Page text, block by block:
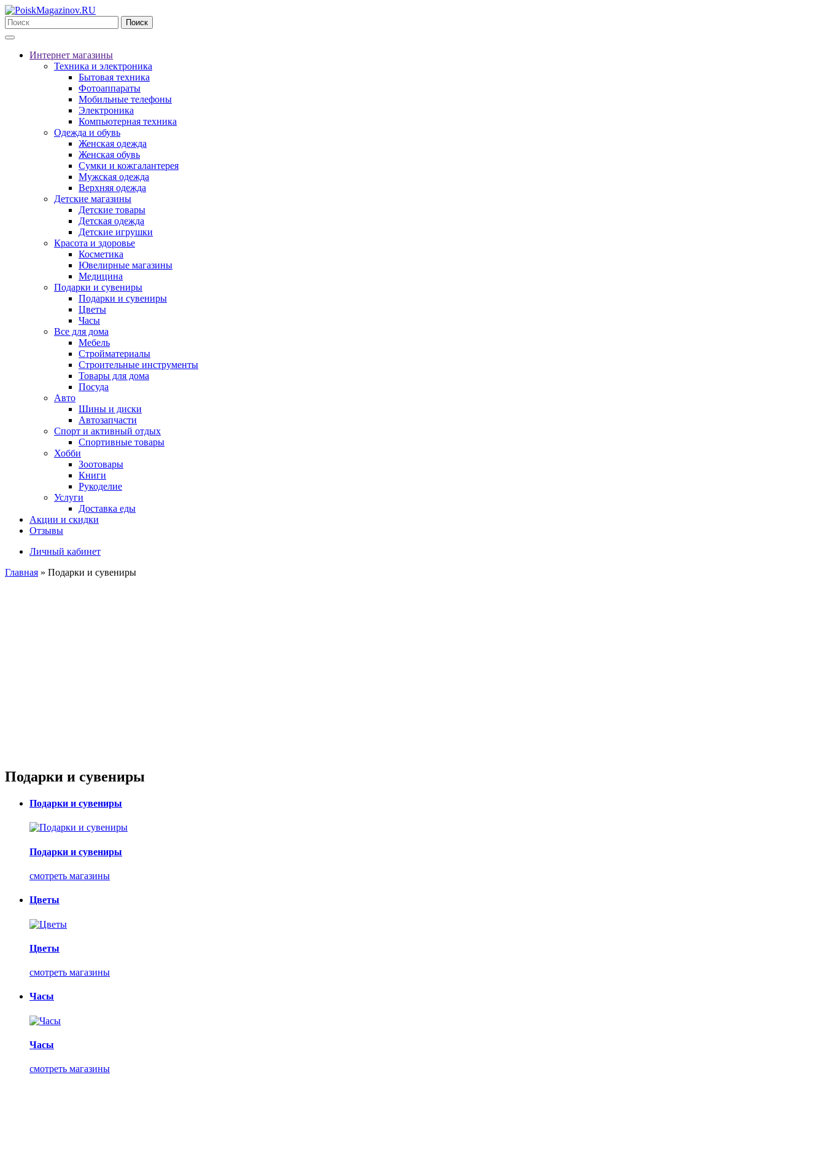
Поиск
Интернет магазины
Техника и электроника
Бытовая техника
Фотоаппараты
Мобильные телефоны
Электроника
Компьютерная техника
Одежда и обувь
Женская одежда
Женская обувь
Сумки и кожгалантерея
Мужская одежда
Верхняя одежда
Детские магазины
Детские товары
Детская одежда
Детские игрушки
Красота и здоровье
Косметика
Ювелирные магазины
Медицина
Подарки и сувениры
Подарки и сувениры
Цветы
Часы
Все для дома
Мебель
Стройматериалы
Строительные инструменты
Товары для дома
Посуда
Авто
Шины и диски
Автозапчасти
Спорт и активный отдых
Спортивные товары
Хобби
Зоотовары
Книги
Рукоделие
Услуги
Доставка еды
Акции и скидки
Отзывы
Личный кабинет
Главная » Подарки и сувениры
Подарки и сувениры
Подарки и сувениры
Подарки и сувениры
смотреть магазины
Цветы
Цветы
смотреть магазины
Часы
Часы
смотреть магазины